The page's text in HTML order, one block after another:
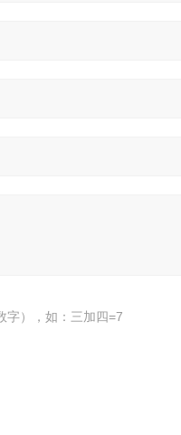
字），如：三加四=7